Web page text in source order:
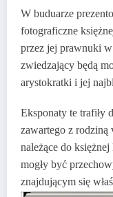
W buduarze
fotograficzne
przez jej prawnuki
zwiedzający będą
arystokratki i jej
Eksponaty te trafiły
zawartego z
należące do
mogły być
znajdującym się